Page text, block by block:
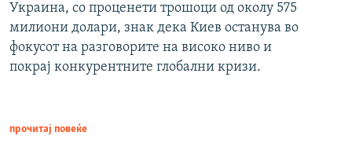
Украина, со проценети трошоци од околу 575
милиони долари, знак дека Киев останува во
фокусот на разговорите на високо ниво и
покрај конкурентните глобални кризи.
прочитај повеќе